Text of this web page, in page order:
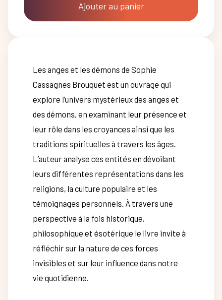
Ajouter au panier
Les anges et les démons de Sophie
Cassagnes Brouquet est un ouvrage qui
explore l’univers mystérieux des anges et
des démons, en examinant leur présence et
leur rôle dans les croyances ainsi que les
traditions spirituelles à travers les âges.
L’auteur analyse ces entités en dévoilant
leurs différentes représentations dans les
religions, la culture populaire et les
témoignages personnels. À travers une
perspective à la fois historique,
philosophique et ésotérique le livre invite à
réfléchir sur la nature de ces forces
invisibles et sur leur influence dans notre
vie quotidienne.